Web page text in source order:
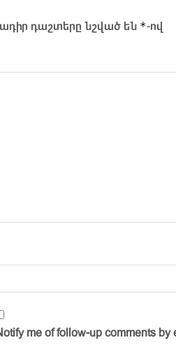
դաշտերը նշված են *-ով
me of follow-up comments by